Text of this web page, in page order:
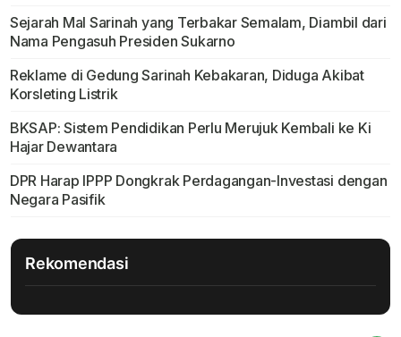
Sejarah Mal Sarinah yang Terbakar Semalam, Diambil dari
Nama Pengasuh Presiden Sukarno
Reklame di Gedung Sarinah Kebakaran, Diduga Akibat
Korsleting Listrik
BKSAP: Sistem Pendidikan Perlu Merujuk Kembali ke Ki
Hajar Dewantara
DPR Harap IPPP Dongkrak Perdagangan-Investasi dengan
Negara Pasifik
Rekomendasi